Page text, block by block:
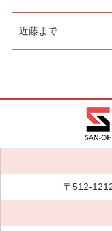
近藤まで
〒512-